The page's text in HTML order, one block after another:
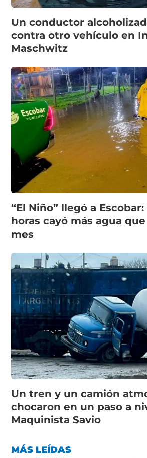
Un conductor
contra otro vehículo en
Maschwitz
“El Niño” llegó a
horas cayó más agua
mes
Un tren y un camión
chocaron en un paso a
Maquinista Savio
MÁS LEÍDAS